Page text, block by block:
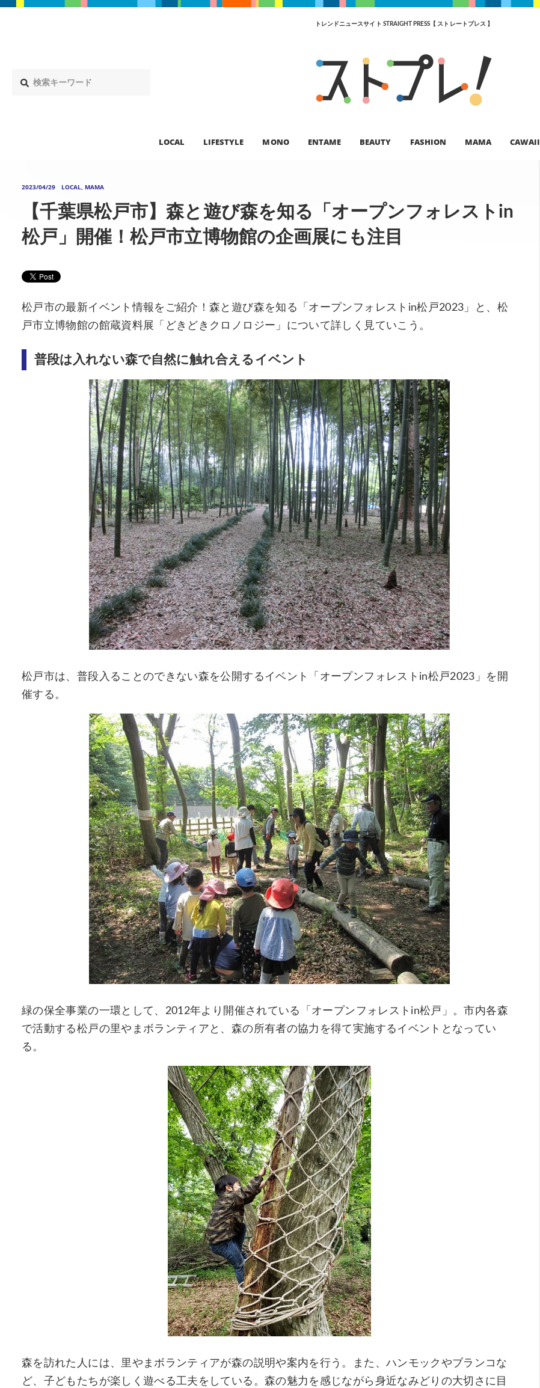
トレンドニュースサイト STRAIGHT PRESS【 ストレートプレス 】
LOCAL LIFESTYLE MONO ENTAME BEAUTY FASHION MAMA CAWAII
2023/04/29 LOCAL, MAMA
【千葉県松戸市】森と遊び森を知る「オープンフォレストin
松戸」開催！松戸市立博物館の企画展にも注目
松戸市の最新イベント情報をご紹介！森と遊び森を知る「オープンフォレストin松戸2023」と、松
戸市立博物館の館蔵資料展「どきどきクロノロジー」について詳しく見ていこう。
普段は入れない森で自然に触れ合えるイベント
松戸市は、普段入ることのできない森を公開するイベント「オープンフォレストin松戸2023」を開
催する。
緑の保全事業の一環として、2012年より開催されている「オープンフォレストin松戸」。市内各森
で活動する松戸の里やまボランティアと、森の所有者の協力を得て実施するイベントとなってい
る。
森を訪れた人には、里やまボランティアが森の説明や案内を行う。また、ハンモックやブランコな
ど、子どもたちが楽しく遊べる工夫をしている。森の魅力を感じながら身近なみどりの大切さに目